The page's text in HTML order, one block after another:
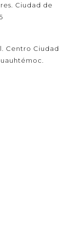
Ciudad de
Centro Ciudad